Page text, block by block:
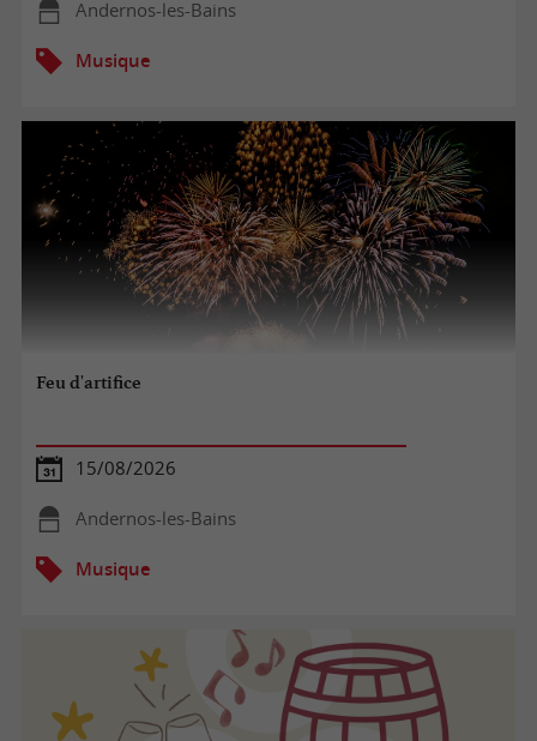
Andernos-les-Bains
Musique
Feu d'artifice
15/08/2026
Andernos-les-Bains
Musique